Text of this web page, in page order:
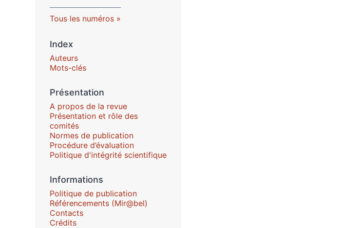
Tous les numéros
Index
Auteurs
Mots-clés
Présentation
A propos de la revue
Présentation et rôle des
comités
Normes de publication
Procédure d’évaluation
Politique d'intégrité scientifique
Informations
Politique de publication
Référencements (Mir@bel)
Contacts
Crédits